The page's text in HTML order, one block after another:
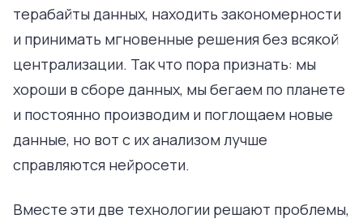
терабайты данных, находить закономерности
и принимать мгновенные решения без всякой
централизации. Так что пора признать: мы
хороши в сборе данных, мы бегаем по планете
и постоянно производим и поглощаем новые
данные, но вот с их анализом лучше
справляются нейросети.
Вместе эти две технологии решают проблемы,